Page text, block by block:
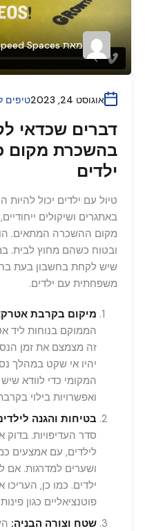
מאת Spaces
אוגוסט 24, 2023 טיפים
דברים שכדאי
בהשכרת מקום
ילדים
טיול עם ילדים יכול
באתגרים ושיקולים
מקום ההשכרה המתאים.
ובטוח כשהם מחוץ לבית.
שיש לקחת בחשבון בעת
משפחתית עם ילדים.
מיקום בקרבת
הממוקם בנוחות ליד
זה מצמצם את זמן
יהיו אי שקט במהלך
המקומי כדי לוודא
ואפשרויות בילוי
בטיחות והגנה
סדר העדיפויות.
לילדים, עם אמצעים
ושערים למדרגות. אם
ילדים. כמו כן,
פוטנציאליים כגון
שטח וצורה הבניה: